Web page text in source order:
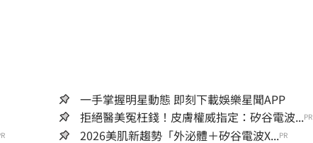
一手掌握明星動態 即刻下載娛樂星聞APP
拒絕醫美冤枉錢！皮膚權威指定：矽谷電波...PR
2026美肌新趨勢「外泌體＋矽谷電波X...PR